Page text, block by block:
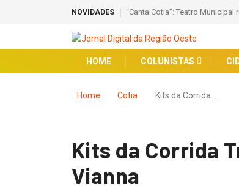
NOVIDADES “Canta Cotia”: Teatro
HOME COLUNISTAS
Home Cotia Kits da Corrida…
Kits da Corrida
Vianna